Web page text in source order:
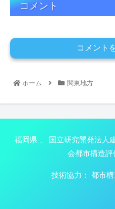
コメント
コメント
ホーム 関東地方
福岡県 国立研究開発法人
会都市構造
技術協力： 都市